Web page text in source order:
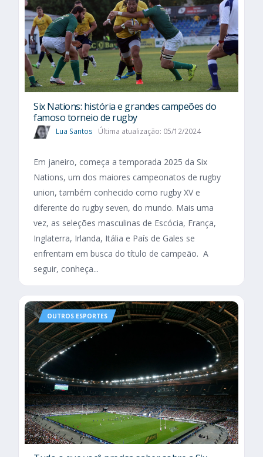
Six Nations​: história e grandes campeões do
famoso torneio de rugby
Lua Santos Última atualização: 05/12/2024
Em janeiro, começa a temporada 2025 da Six
Nations, um dos maiores campeonatos de rugby
union, também conhecido como rugby XV e
diferente do rugby seven, do mundo. Mais uma
vez, as seleções masculinas de Escócia, França,
Inglaterra, Irlanda, Itália e País de Gales se
enfrentam em busca do título de campeão. A
seguir, conheça...
OUTROS ESPORTES